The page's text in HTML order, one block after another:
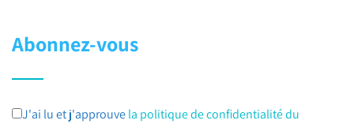
Abonnez-vous
J'ai lu et j'approuvela politique de confidentialité du